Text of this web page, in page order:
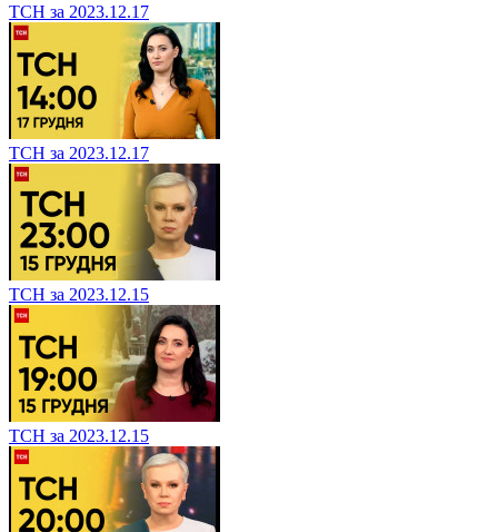
ТСН за 2023.12.17
ТСН за 2023.12.17
ТСН за 2023.12.15
ТСН за 2023.12.15